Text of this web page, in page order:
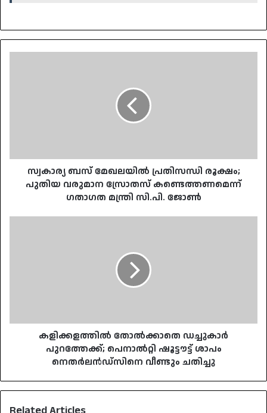
കണ്ടെത്തണമെന്ന്
ഗതാഗത
മന്ത്രി
സ്വകാര്യ ബസ് മേഖലയിൽ പ്രതിസന്ധി രൂക്ഷം;
പുതിയ വരുമാന സ്രോതസ് കണ്ടെത്തണമെന്ന്
ഗതാഗത മന്ത്രി സി.പി. ജോൺ
വീണ്ടും
കളിക്കളത്തിൽ തോൽക്കാതെ ഡച്ചുകാർ
പുറത്തേക്ക്; പെനാൽറ്റി ഷൂട്ടൗട്ട് ശാപം
നെതർലൻഡ്സിനെ വീണ്ടും ചതിച്ചു